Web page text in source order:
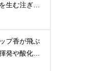
生む注ぎ方
プ香が飛ぶ
発や酸化で